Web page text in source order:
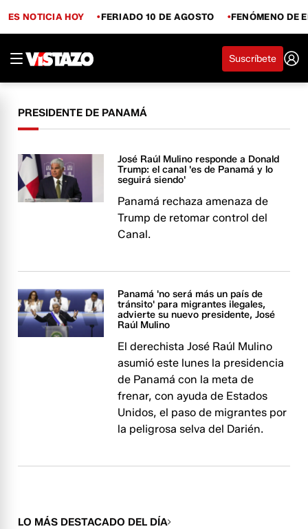
ES NOTICIA HOY FERIADO 10 DE AGOSTO FENÓMENO DE
Suscríbete
PRESIDENTE DE PANAMÁ
José Raúl Mulino responde a Donald
Trump: el canal 'es de Panamá y lo
seguirá siendo'
Panamá rechaza amenaza de
Trump de retomar control del
Canal.
Panamá 'no será más un país de
tránsito' para migrantes ilegales,
advierte su nuevo presidente, José
Raúl Mulino
El derechista José Raúl Mulino
asumió este lunes la presidencia
de Panamá con la meta de
frenar, con ayuda de Estados
Unidos, el paso de migrantes por
la peligrosa selva del Darién.
LO MÁS DESTACADO DEL DÍA